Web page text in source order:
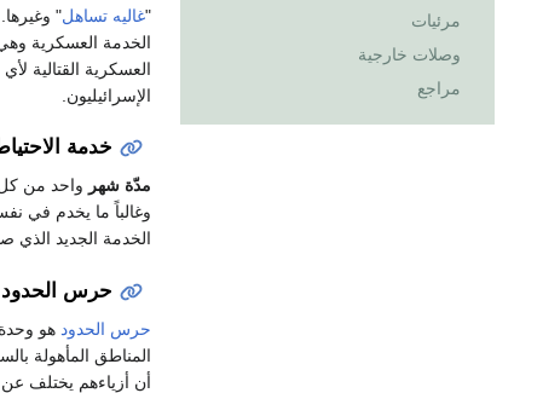
مرئيات
وصلات خارجية
مراجع
"غاليه تساهل"
الخدمة العسكرية
العسكرية القتالية
الإسرائيليون.
خدمة
مدّة شهر
وغالباً ما يخدم في
الخدمة الجديد الذي صدر في 13 اذار
حرس الحدود
حرس الحدود هو
المناطق المأهولة
أن أزياءهم يختلف عن